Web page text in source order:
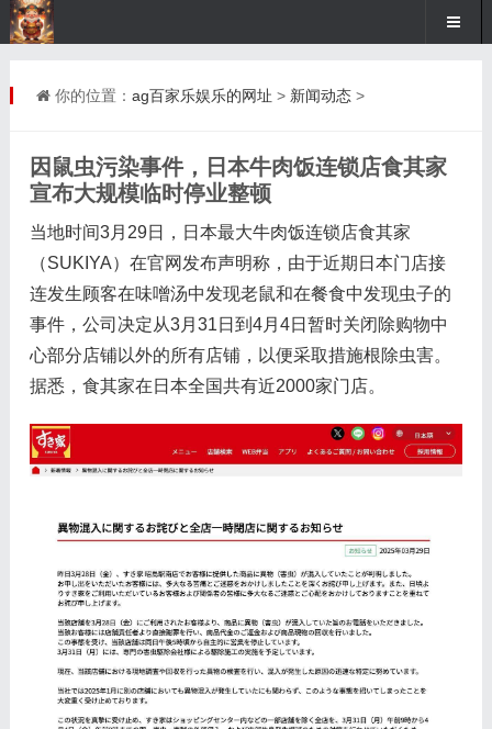
你的位置： ag百家乐娱乐的网址 > 新闻动态>
因鼠虫污染事件，日本牛肉饭连锁店食其家
宣布大规模临时停业整顿
当地时间3月29日，日本最大牛肉饭连锁店食其家
（SUKIYA）在官网发布声明称，由于近期日本门店接
连发生顾客在味噌汤中发现老鼠和在餐食中发现虫子的
事件，公司决定从3月31日到4月4日暂时关闭除购物中
心部分店铺以外的所有店铺，以便采取措施根除虫害。
据悉，食其家在日本全国共有近2000家门店。